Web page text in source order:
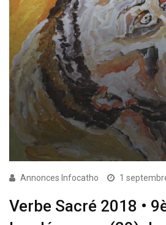
Annonces Infocatho 1
Verbe Sacré 2018 •